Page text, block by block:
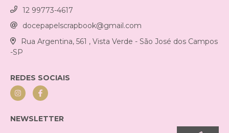
12 99773-4617
docepapelscrapbook@gmail.com
Rua Argentina, 561 , Vista Verde - São José dos Campos
-SP
REDES SOCIAIS
NEWSLETTER